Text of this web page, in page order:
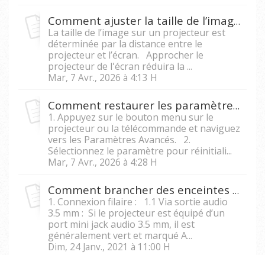
Comment ajuster la taille de l’image sur un projecteur ?
La taille de l’image sur un projecteur est
déterminée par la distance entre le
projecteur et l’écran. Approcher le
projecteur de l'écran réduira la ...
Mar, 7 Avr., 2026 à 4:13 H
Comment restaurer les paramètres d'usine sur un projecteur ?
1. Appuyez sur le bouton menu sur le
projecteur ou la télécommande et naviguez
vers les Paramètres Avancés. 2.
Sélectionnez le paramètre pour réinitiali...
Mar, 7 Avr., 2026 à 4:28 H
Comment brancher des enceintes externes à mon projecteur ?
1. Connexion filaire : 1.1 Via sortie audio
3.5 mm : Si le projecteur est équipé d’un
port mini jack audio 3.5 mm, il est
généralement vert et marqué A...
Dim, 24 Janv., 2021 à 11:00 H